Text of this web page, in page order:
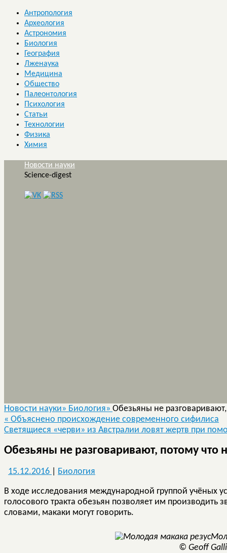
Антропология
Археология
Астрономия
Биология
География
Лженаука
Медицина
Общество
Палеонтология
Психология
Статьи
Технологии
Физика
Химия
Новости науки
Science-digest
Новости науки» Биология» Обезьяны не
« Объяснено происхождение современного сифилиса
Светящиеся «черви» из Австралии ловят жертв при
Обезьяны не разговаривают, потому что
15.12.2016 Биология
В ходе исследования международной группой учёных
голосового тракта обезьян позволяет им
словами, макаки могут говорить.
© Geoff